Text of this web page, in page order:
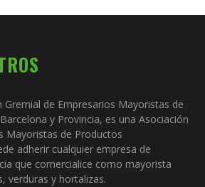
Gremial de Empresarios Mayoristas de
y Provincia, es una Asociación
Mayoristas de Productos
adherir cualquier empresa de
que comercialice como mayorista
verduras y hortalizas.